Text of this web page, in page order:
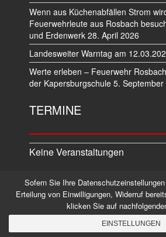
Wenn aus Küchenabfällen Strom
Feuerwehrleute aus Rosbach
und Erdenwerk 28. April 2026
Landesweiter Warntag am
Werte erleben – Feuerwehr
der Kapersburgschule 5.
TERMINE
Keine Veranstaltungen
Datenschutz
©2026 Alle Rechte
Sofern Sie Ihre
Erteilung von Einwilligungen, Widerruf
klicken Sie auf
EINSTELLUNGEN